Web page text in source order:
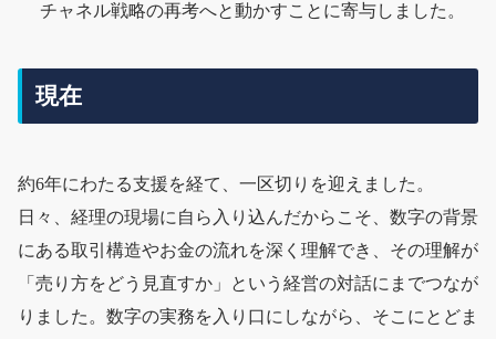
チャネル戦略の再考へと動かすことに寄与しました。
現在
約6年にわたる支援を経て、一区切りを迎えました。
日々、経理の現場に自ら入り込んだからこそ、数字の背景
にある取引構造やお金の流れを深く理解でき、その理解が
「売り方をどう見直すか」という経営の対話にまでつなが
りました。数字の実務を入り口にしながら、そこにとどま